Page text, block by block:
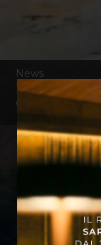
News
Bando per il
delle